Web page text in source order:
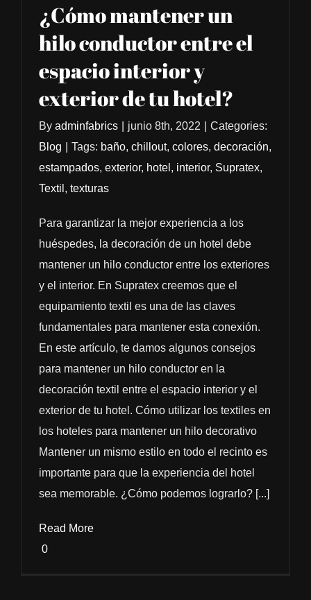
¿Cómo mantener un
hilo conductor entre el
espacio interior y
exterior de tu hotel?
By adminfabrics junio 8th, 2022
Categories:
Blog
Tags: baño, chillout, colores, decoración,
estampados, exterior, hotel , interior, Supratex,
Textil , texturas
Para garantizar la mejor experiencia a los
huéspedes, la decoración de un hotel debe
mantener un hilo conductor entre los exteriores
y el interior. En Supratex creemos que el
equipamiento textil es una de las claves
fundamentales para mantener esta conexión.
En este artículo, te damos algunos consejos
para mantener un hilo conductor en la
decoración textil entre el espacio interior y el
exterior de tu hotel. Cómo utilizar los textiles en
los hoteles para mantener un hilo decorativo
Mantener un mismo estilo en todo el recinto es
importante para que la experiencia del hotel
sea memorable. ¿Cómo podemos lograrlo? [...]
Read More
0